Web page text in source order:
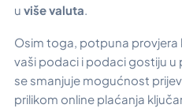
u više valuta.
Osim toga, potpuna provjera
vaši podaci i podaci gostiju
se smanjuje mogućnost
prilikom online plaćanja